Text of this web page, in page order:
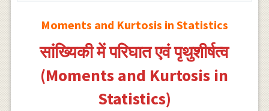
Moments and Kurtosis in Statistics
सांख्यिकी में परिघात एवं पृथुशीर्षत्व
(Moments and Kurtosis in
Statistics)